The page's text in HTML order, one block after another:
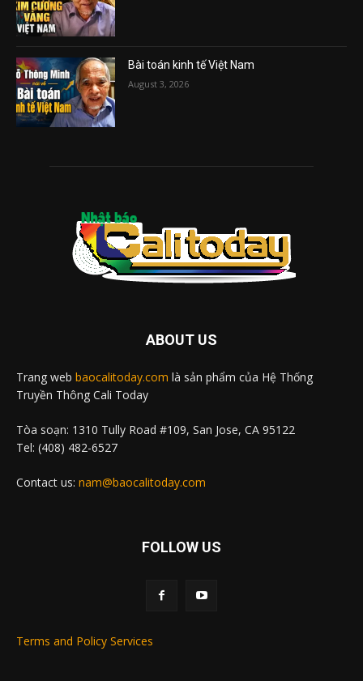
Bài toán kinh tế Việt Nam
August 3, 2026
ABOUT US
Trang web baocalitoday.com là sản phẩm của Hệ Thống
Truyền Thông Cali Today
Tòa soạn: 1310 Tully Road #109, San Jose, CA 95122
Tel: (408) 482-6527
Contact us: nam@baocalitoday.com
FOLLOW US
Terms and Policy Services